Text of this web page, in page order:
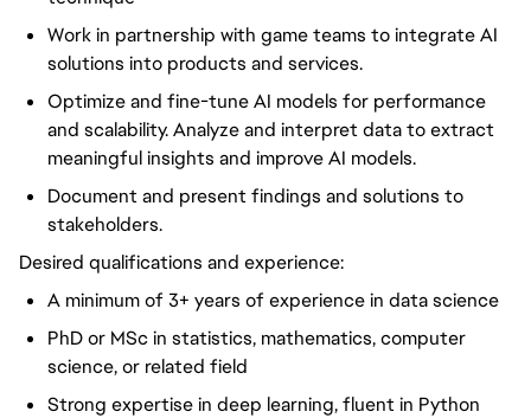
Work in partnership with game teams to integrate AI
solutions into products and services.
Optimize and fine-tune AI models for performance
and scalability. Analyze and interpret data to extract
meaningful insights and improve AI models.
Document and present findings and solutions to
stakeholders.
Desired qualifications and experience:
A minimum of 3+ years of experience in data science
PhD or MSc in statistics, mathematics, computer
science, or related field
Strong expertise in deep learning, fluent in Python